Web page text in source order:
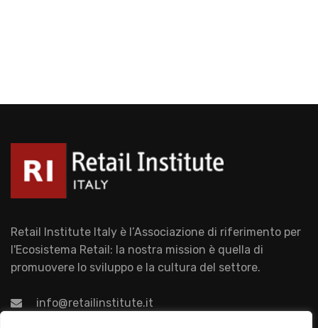
Retail Institute Italy è l’Associazione di riferimento per
l'Ecosistema Retail: la nostra mission è quella di
promuovere lo sviluppo e la cultura del settore.
info@retailinstitute.it